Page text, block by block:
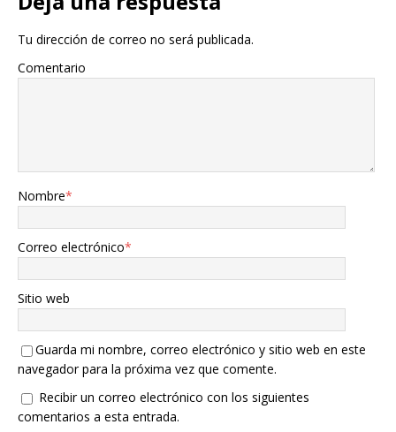
Tu dirección de correo no será publicada.
Comentario
Nombre*
Correo electrónico*
Sitio web
Guarda mi nombre, correo electrónico y sitio web en este
navegador para la próxima vez que comente.
Recibir un correo electrónico con los siguientes
comentarios a esta entrada.